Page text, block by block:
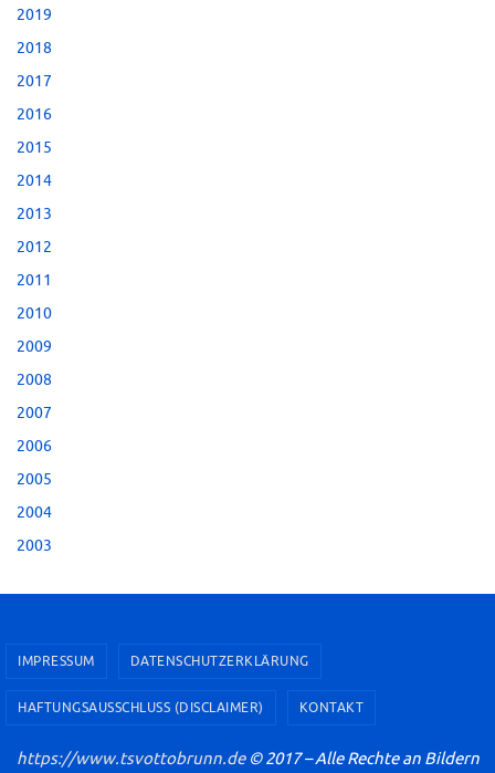
2019
2018
2017
2016
2015
2014
2013
2012
2011
2010
2009
2008
2007
2006
2005
2004
2003
IMPRESSUM DATENSCHUTZERKLÄRUNG
HAFTUNGSAUSSCHLUSS (DISCLAIMER) KONTAKT
https://www.tsvottobrunn.de © 2017 – Alle Rechte an Bildern